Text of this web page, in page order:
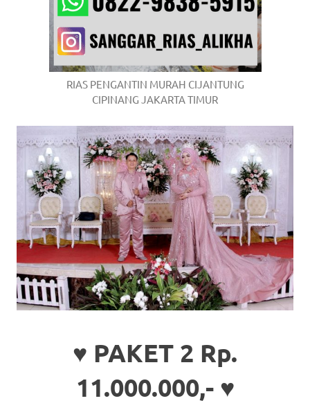
RIAS PENGANTIN MURAH CIJANTUNG
CIPINANG JAKARTA TIMUR
♥ PAKET 2 Rp.
11.000.000,- ♥